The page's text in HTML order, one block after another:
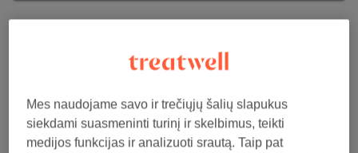
Mes naudojame savo ir trečiųjų šalių slapukus
siekdami suasmeninti turinį ir skelbimus, teikti
medijos funkcijas ir analizuoti srautą. Taip pat